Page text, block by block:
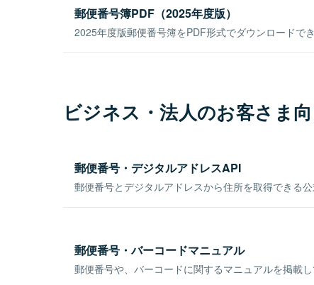
郵便番号簿PDF（2025年度版）
2025年度版郵便番号簿をPDF形式でダウンロードでき
ビジネス・法人のお客さま
郵便番号・デジタルアドレスAPI
郵便番号とデジタルアドレスから住所を取得できる公
郵便番号・バーコードマニュアル
郵便番号や、バーコードに関するマニュアルを掲載し